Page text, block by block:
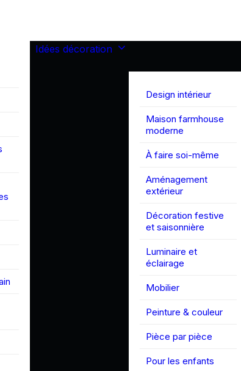
Idées décoration
Design intérieur
Maison farmhouse
moderne
À faire soi-même
Aménagement
extérieur
Décoration festive
et saisonnière
Luminaire et
éclairage
Mobilier
Peinture & couleur
Pièce par pièce
Pour les enfants